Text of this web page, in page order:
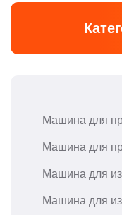
Машина для
Машина для
Машина для
Машина для